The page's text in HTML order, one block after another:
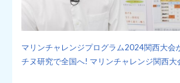
マリンチャレンジプログラム2024関西大会
チヌ研究で全国へ! マリンチャレンジ関西大